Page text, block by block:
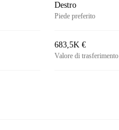
Destro
Piede preferito
683,5K €
Valore di trasferimento